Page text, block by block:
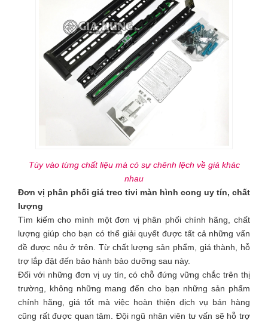
Tùy vào từng chất liệu mà có sự chênh lệch về giá khác
nhau
Đơn vị phân phối giá treo tivi màn hình cong uy tín, chất
lượng
Tìm kiếm cho mình một đơn vị phân phối chính hãng, chất
lượng giúp cho bạn có thể giải quyết được tất cả những vấn
đề được nêu ở trên. Từ chất lượng sản phẩm, giá thành, hỗ
trợ lắp đặt đến bảo hành bảo dưỡng sau này.
Đối với những đơn vị uy tín, có chỗ đứng vững chắc trên thị
trường, không những mang đến cho bạn những sản phẩm
chính hãng, giá tốt mà việc hoàn thiện dịch vụ bán hàng
cũng rất được quan tâm. Đội ngũ nhân viên tư vấn sẽ hỗ trợ